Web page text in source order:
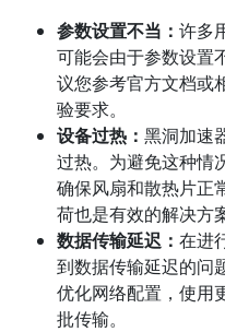
参数设置不当： 许多
可能会由于参数设置
议您参考官方文档或
验要求。
设备过热： 黑洞加速
过热。为避免这种情
确保风扇和散热片正
荷也是有效的解决方案
数据传输延迟： 在进
到数据传输延迟的问
优化网络配置，使用
批传输。